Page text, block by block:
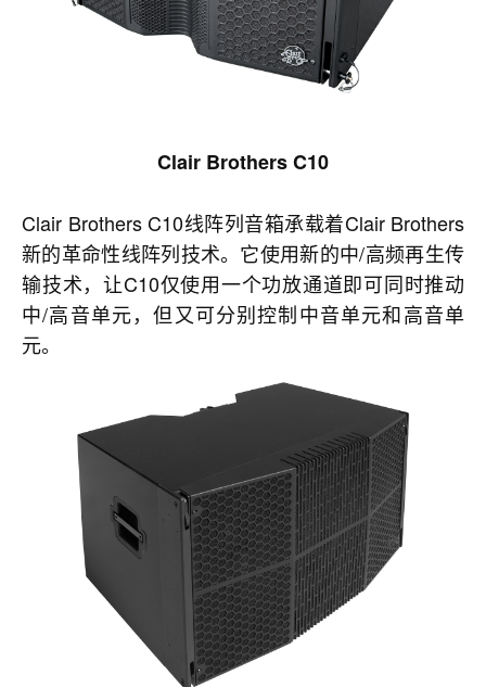
Clair Brothers C10
Clair Brothers C10线阵列音箱承载着Clair Brothers
新的革命性线阵列技术。它使用新的中/高频再生传
输技术，让C10仅使用一个功放通道即可同时推动
中/高音单元，但又可分别控制中音单元和高音单
元。